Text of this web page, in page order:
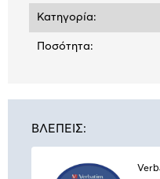
Κατηγορία:
Ποσότητα:
ΒΛΕΠΕΙΣ: